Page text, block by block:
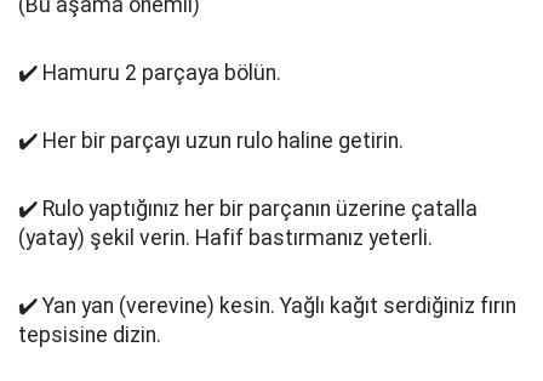
(Bu aşama önemli)
✔️ Hamuru 2 parçaya bölün.
✔️ Her bir parçayı uzun rulo haline getirin.
✔️ Rulo yaptığınız her bir parçanın üzerine çatalla
(yatay) şekil verin. Hafif bastırmanız yeterli.
✔️ Yan yan (verevine) kesin. Yağlı kağıt serdiğiniz fırın
tepsisine dizin.